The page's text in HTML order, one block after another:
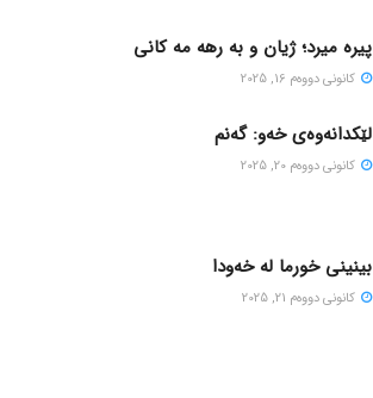
پیره میرد؛ ژیان و به رهه مه کانی
كانونی دووه‌م 16, 2025
لێکدانەوەی خەو: گەنم
كانونی دووه‌م 20, 2025
بینینی خورما لە خەودا
كانونی دووه‌م 21, 2025